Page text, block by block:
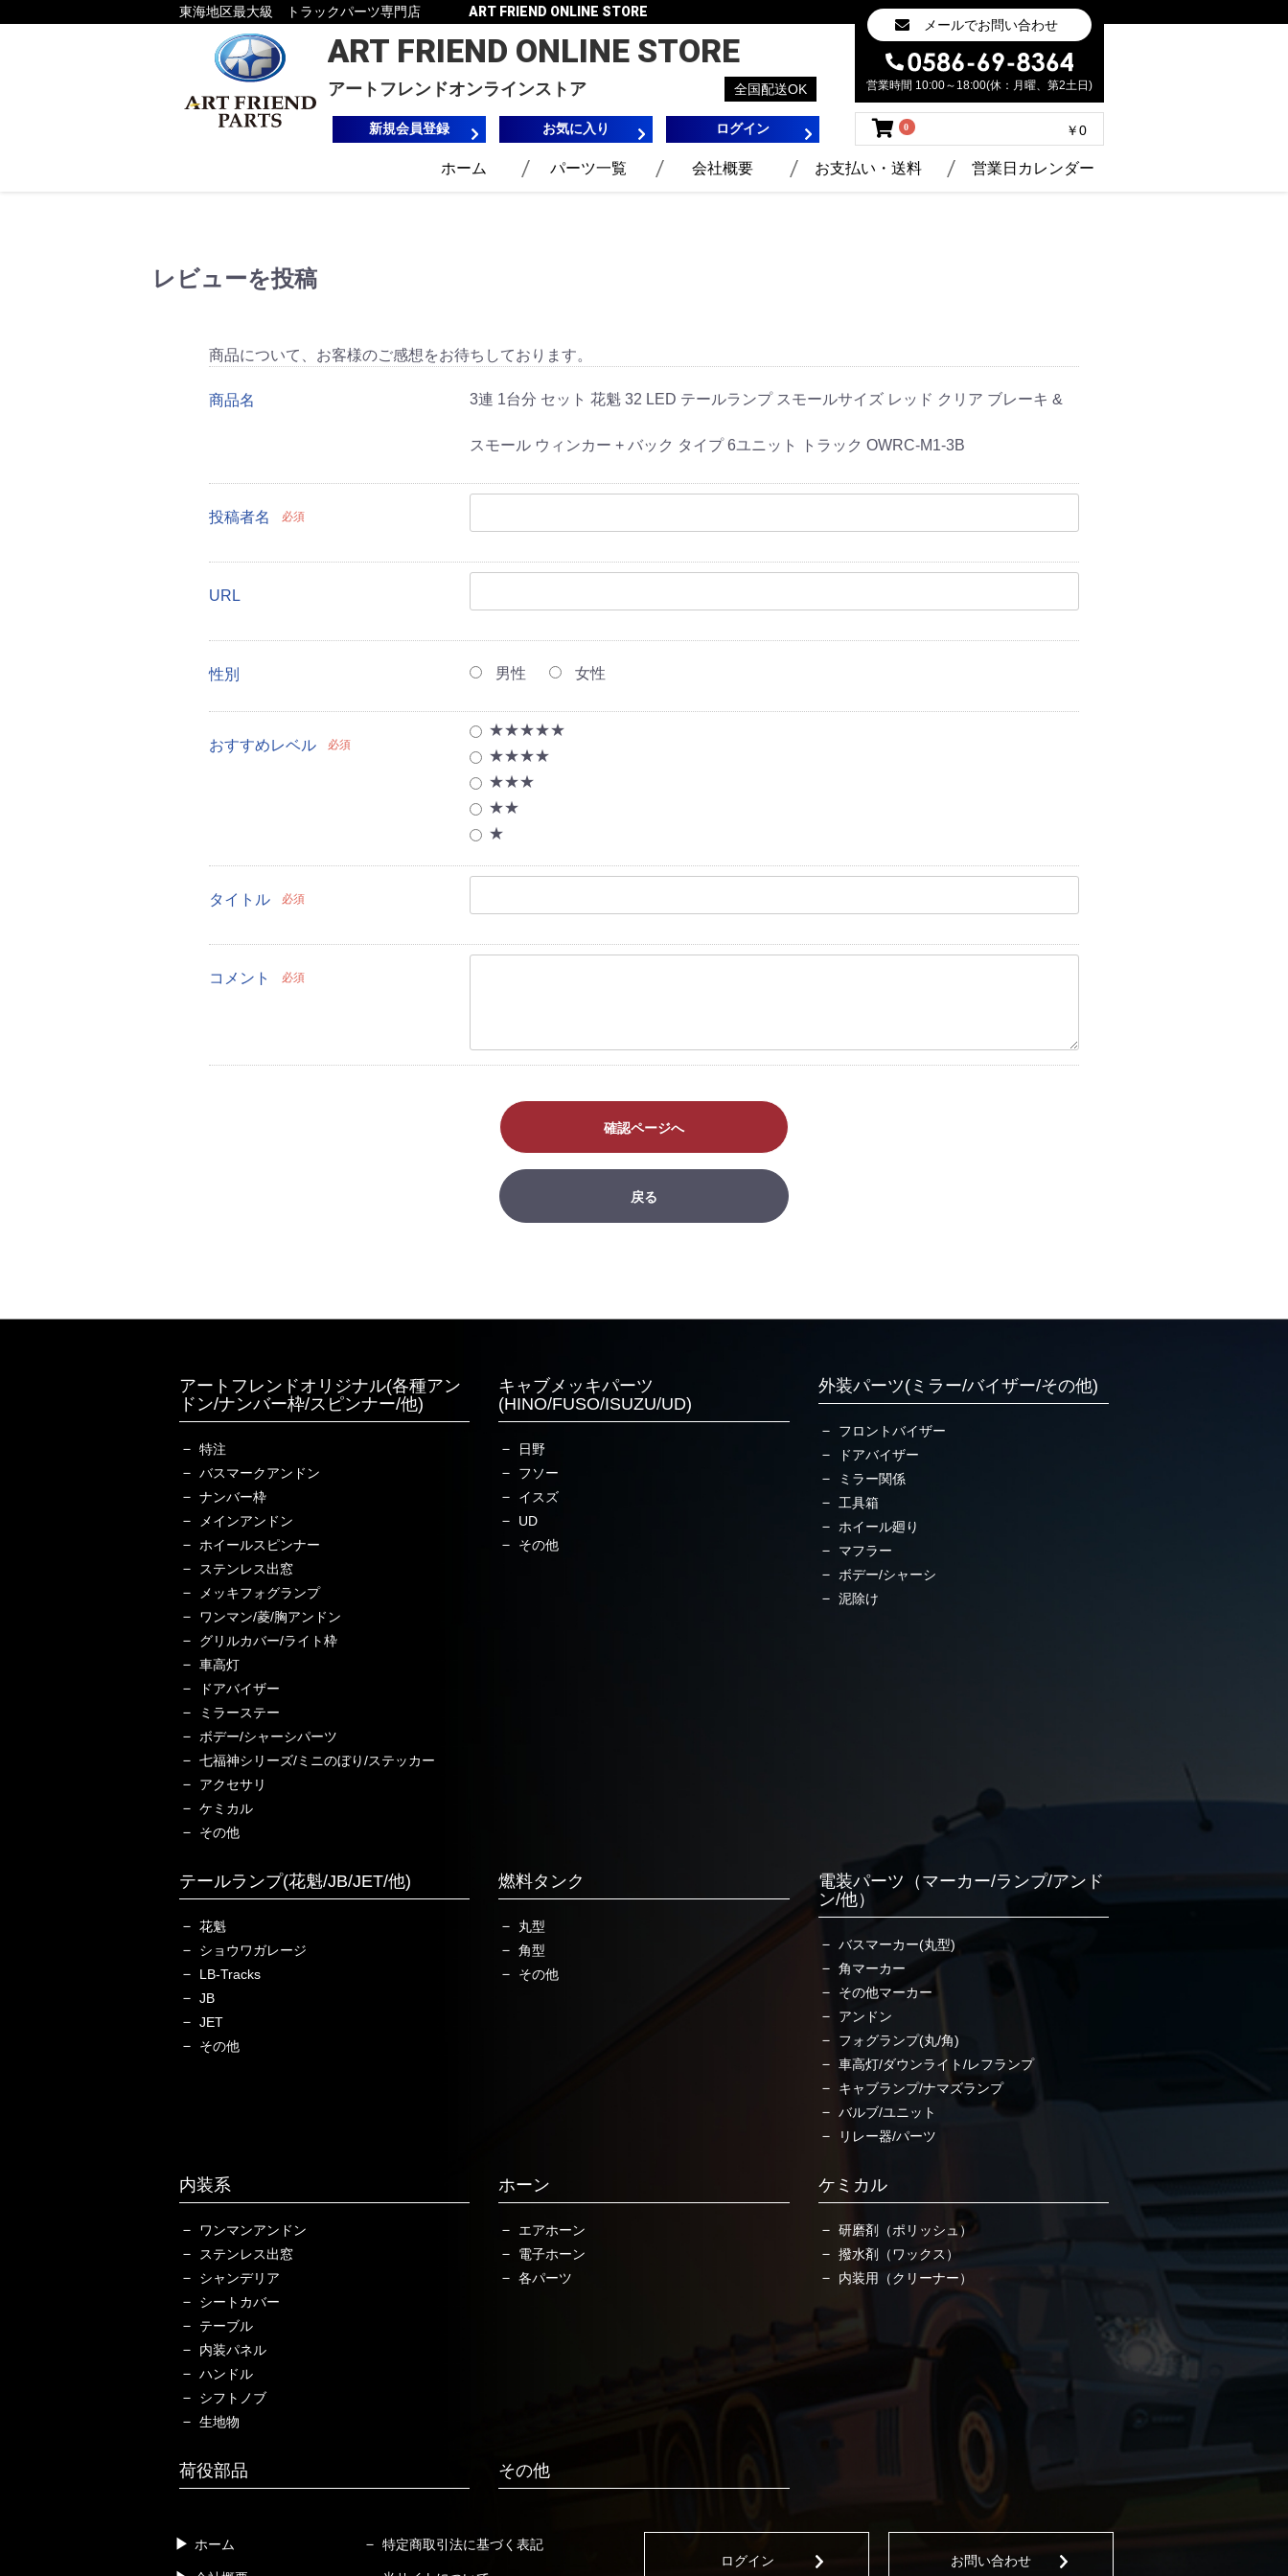
東海地区最大級 トラックパーツ専門店 ART FRIEND ONLINE STORE
ART FRIEND ONLINE STORE
アートフレンドオンラインストア 全国配送OK
メールでお問い合わせ
営業時間 10:00～18:00(休：月曜、第2土日)
新規会員登録 お気に入り ログイン 0 ￥0
ホーム パーツ一覧 会社概要 お支払い・送料 営業日カレンダー
レビューを投稿
商品について、お客様のご感想をお待ちしております。
商品名 3連 1台分 セット 花魁 32 LED テールランプ スモールサイズ レッド クリア ブレーキ &
スモール ウィンカー + バック タイプ 6ユニット トラック OWRC-M1-3B
投稿者名 必須
URL
性別 男性 女性
おすすめレベル 必須
★★★★★
★★★★
★★★
★★
★
タイトル 必須
コメント 必須
確認ページへ
戻る
アートフレンドオリジナル(各種アン
ドン/ナンバー枠/スピンナー/他)
特注
バスマークアンドン
ナンバー枠
メインアンドン
ホイールスピンナー
ステンレス出窓
メッキフォグランプ
ワンマン/菱/胸アンドン
グリルカバー/ライト枠
車高灯
ドアバイザー
ミラーステー
ボデー/シャーシパーツ
七福神シリーズ/ミニのぼり/ステッカー
アクセサリ
ケミカル
その他
キャブメッキパーツ
(HINO/FUSO/ISUZU/UD)
日野
フソー
イスズ
UD
その他
外装パーツ(ミラー/バイザー/その他)
フロントバイザー
ドアバイザー
ミラー関係
工具箱
ホイール廻り
マフラー
ボデー/シャーシ
泥除け
テールランプ(花魁/JB/JET/他)
花魁
ショウワガレージ
LB-Tracks
JB
JET
その他
燃料タンク
丸型
角型
その他
電装パーツ（マーカー/ランプ/アンド
ン/他）
バスマーカー(丸型)
角マーカー
その他マーカー
アンドン
フォグランプ(丸/角)
車高灯/ダウンライト/レフランプ
キャブランプ/ナマズランプ
バルブ/ユニット
リレー器/パーツ
内装系
ワンマンアンドン
ステンレス出窓
シャンデリア
シートカバー
テーブル
内装パネル
ハンドル
シフトノブ
生地物
ホーン
エアホーン
電子ホーン
各パーツ
ケミカル
研磨剤（ポリッシュ）
撥水剤（ワックス）
内装用（クリーナー）
荷役部品 その他
ホーム 特定商取引法に基づく表記
ログイン お問い合わせ